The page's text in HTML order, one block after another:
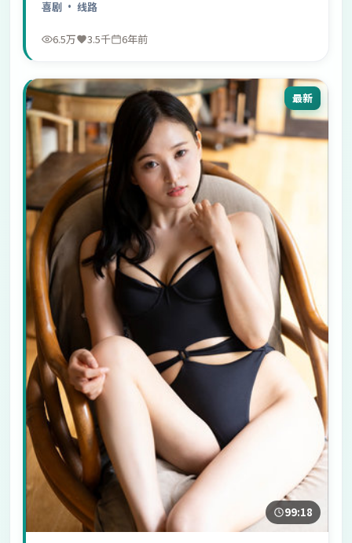
喜剧 · 线路
6.5万 3.5千 6年前
最新
99:18